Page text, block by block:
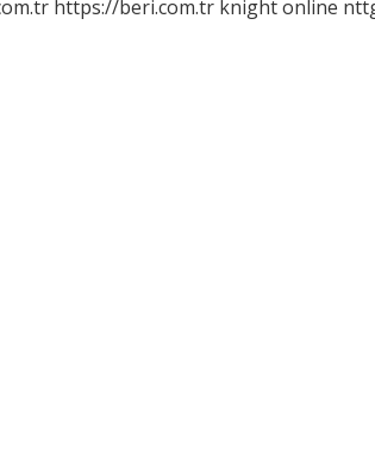
https://beri.com.tr knight online